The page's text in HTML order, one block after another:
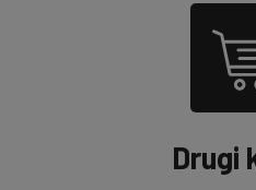
Drugi